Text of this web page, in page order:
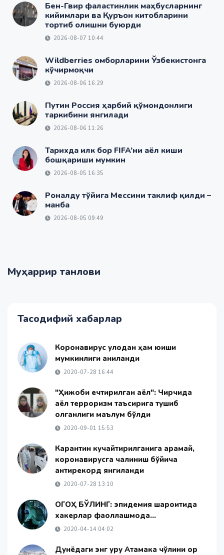
Бен-Гвир фаластинлик маҳбусларнинг
кийимлари ва Қуръон китобларини
тортиб олишни буюрди
2026-08-07 10:44
Wildberries омборларини Ўзбекистонга
кўчирмоқчи
2026-08-06 16:29
Путин Россия ҳарбий қўмондонлиги
таркибини янгилади
2026-08-06 11:26
Тарихда илк бор FIFA’ни аёл киши
бошқариши мумкин
2026-08-05 16:35
Роналду тўйига Мессини таклиф қилди –
манба
2026-08-05 09:49
Муҳаррир танлови
Тасодифий хабарлар
Коронавирус қулоқдан ҳам юқиши
мумкинлиги аниқланди
2020-07-28 16:44
"Ҳижоби ечтирилган аёл": Чирчиқда
аёл терроризм таъсирига тушиб
қолганлиги маълум бўлди
2020-09-01 15:53
Карантин кучайтирилганига қарамай,
коронавирусга чалиниш бўйича
антирекорд янгиланди
2020-07-28 13:10
ОГОҲ БЎЛИНГ: эпидемия шароитида
хакерлар фаоллашмоқда...
2020-04-14 04:02
Дунёдаги энг қуруқ Атамака чўлини қор